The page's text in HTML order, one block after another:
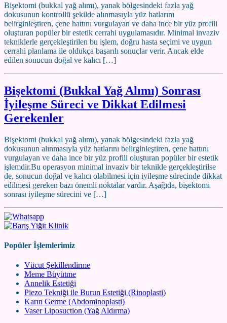
Bişektomi (bukkal yağ alımı), yanak bölgesindeki fazla yağ
dokusunun kontrollü şekilde alınmasıyla yüz hatlarını
belirginleştiren, çene hattını vurgulayan ve daha ince bir yüz profili
oluşturan popüler bir estetik cerrahi uygulamasıdır. Minimal invaziv
tekniklerle gerçekleştirilen bu işlem, doğru hasta seçimi ve uygun
cerrahi planlama ile oldukça başarılı sonuçlar verir. Ancak elde
edilen sonucun doğal ve kalıcı […]
Bişektomi (Bukkal Yağ Alımı) Sonrası
İyileşme Süreci ve Dikkat Edilmesi
Gerekenler
Bişektomi (bukkal yağ alımı), yanak bölgesindeki fazla yağ
dokusunun alınmasıyla yüz hatlarını belirginleştiren, çene hattını
vurgulayan ve daha ince bir yüz profili oluşturan popüler bir estetik
işlemdir.Bu operasyon minimal invaziv bir teknikle gerçekleştirilse
de, sonucun doğal ve kalıcı olabilmesi için iyileşme sürecinde dikkat
edilmesi gereken bazı önemli noktalar vardır. Aşağıda, bişektomi
sonrası iyileşme sürecini ve […]
Popüler İşlemlerimiz
Vücut Şekillendirme
Meme Büyütme
Annelik Estetiği
Piezo Tekniği ile Burun Estetiği (Rinoplasti)
Karın Germe (Abdominoplasti)
Vaser Liposuction (Yağ Aldırma)